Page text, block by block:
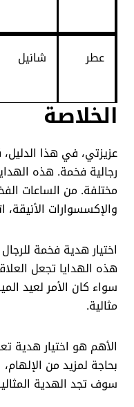
عطر شانيل
الخلاصة
عزيزتي، في هذا الدليل،
رجالية فخمة. هذه
مختلفة. من الساعات
والإكسسوارات الأنيقة،
اختيار هدية فخمة
هذه الهدايا تجعل
سواء كان الأمر لعيد
مثالية.
الأهم هو اختيار هدية
بحاجة لمزيد من
سوف تجد الهدية